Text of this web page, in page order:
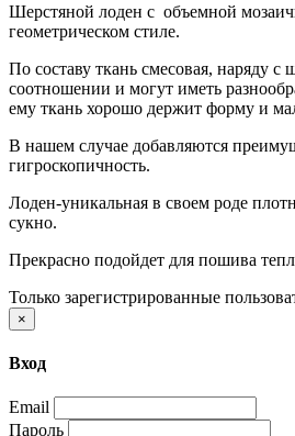
Шерстяной лоден c объемной
геометрическом стиле.
По составу ткань смесовая, наряду
соотношении и могут иметь
ему ткань хорошо держит форму и
В нашем случае добавляются
гигроскопичность.
Лоден-уникальная в своем роде
сукно.
Прекрасно подойдет для пошива
Только зарегистрированные
×
Вход
Email
Пароль